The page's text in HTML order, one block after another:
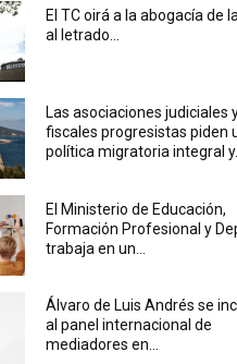
El TC oirá a la abogacía de
al letrado...
Las asociaciones judiciales
fiscales progresistas piden
política migratoria integral y...
El Ministerio de Educación,
Formación Profesional y
trabaja en un...
Álvaro de Luis Andrés se
al panel internacional de
mediadores en...